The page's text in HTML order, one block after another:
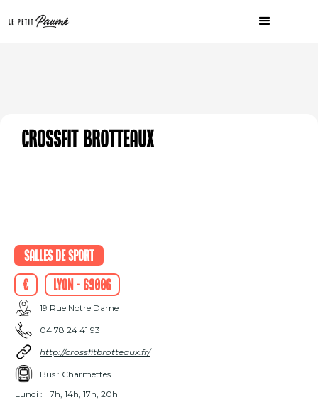
CrossFit Brotteaux
Salles de sport
€
Lyon - 69006
19 Rue Notre Dame
04 78 24 41 93
http://crossfitbrotteaux.fr/
Bus : Charmettes
Lundi :
7h, 14h, 17h, 20h